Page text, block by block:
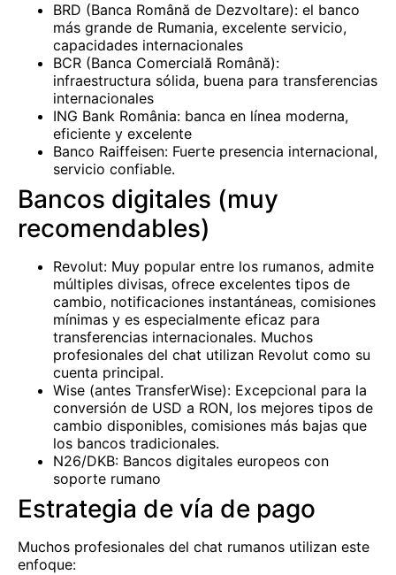
BRD (Banca Română de Dezvoltare): el banco
más grande de Rumania, excelente servicio,
capacidades internacionales
BCR (Banca Comercială Română):
infraestructura sólida, buena para transferencias
internacionales
ING Bank România: banca en línea moderna,
eficiente y excelente
Banco Raiffeisen: Fuerte presencia internacional,
servicio confiable.
Bancos digitales (muy
recomendables)
Revolut: Muy popular entre los rumanos, admite
múltiples divisas, ofrece excelentes tipos de
cambio, notificaciones instantáneas, comisiones
mínimas y es especialmente eficaz para
transferencias internacionales. Muchos
profesionales del chat utilizan Revolut como su
cuenta principal.
Wise (antes TransferWise): Excepcional para la
conversión de USD a RON, los mejores tipos de
cambio disponibles, comisiones más bajas que
los bancos tradicionales.
N26/DKB: Bancos digitales europeos con
soporte rumano
Estrategia de vía de pago
Muchos profesionales del chat rumanos utilizan este
enfoque: